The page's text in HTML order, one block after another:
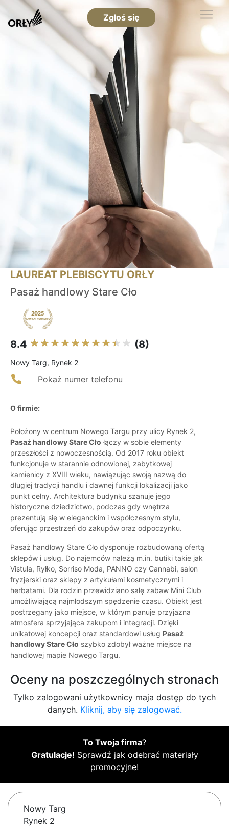
Zgłoś się
LAUREAT PLEBISCYTU ORŁY
Pasaż handlowy Stare Cło
8.4 (8)
Nowy Targ, Rynek 2
Pokaż numer telefonu
O firmie:
Położony w centrum Nowego Targu przy ulicy Rynek 2,
Pasaż handlowy Stare Cło łączy w sobie elementy
przeszłości z nowoczesnością. Od 2017 roku obiekt
funkcjonuje w starannie odnowionej, zabytkowej
kamienicy z XVIII wieku, nawiązując swoją nazwą do
długiej tradycji handlu i dawnej funkcji lokalizacji jako
punkt celny. Architektura budynku szanuje jego
historyczne dziedzictwo, podczas gdy wnętrza
prezentują się w eleganckim i współczesnym stylu,
oferując przestrzeń do zakupów oraz odpoczynku.
Pasaż handlowy Stare Cło dysponuje rozbudowaną ofertą
sklepów i usług. Do najemców należą m.in. butiki takie jak
Vistula, Ryłko, Sorriso Moda, PANNO czy Cannabi, salon
fryzjerski oraz sklepy z artykułami kosmetycznymi i
herbatami. Dla rodzin przewidziano salę zabaw Mini Club
umożliwiającą najmłodszym spędzenie czasu. Obiekt jest
postrzegany jako miejsce, w którym panuje przyjazna
atmosfera sprzyjająca zakupom i integracji. Dzięki
unikatowej koncepcji oraz standardowi usług Pasaż
handlowy Stare Cło szybko zdobył ważne miejsce na
handlowej mapie Nowego Targu.
Oceny na poszczególnych stronach
Tylko zalogowani użytkownicy maja dostęp do tych
danych. Kliknij, aby się zalogować.
To Twoja firma?
Gratulacje! Sprawdź jak odebrać materiały
promocyjne!
Nowy Targ
Rynek 2